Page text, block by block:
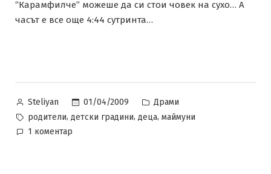
“Карамфилче” можеше да си стои човек на сухо… А
часът е все още 4:44 сутринта…
Posted
by
Steliyan 01/04/2009
Posted
in
Драми
Tags:
родители, детски градини, деца, маймуни
1 коментар